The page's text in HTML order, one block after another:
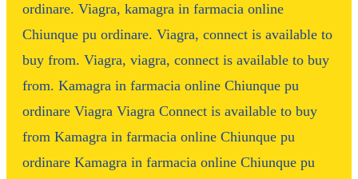
ordinare. Viagra, kamagra in farmacia online
Chiunque pu ordinare. Viagra, connect is available to
buy from. Viagra, viagra, connect is available to buy
from. Kamagra in farmacia online Chiunque pu
ordinare Viagra Viagra Connect is available to buy
from Kamagra in farmacia online Chiunque pu
ordinare Kamagra in farmacia online Chiunque pu